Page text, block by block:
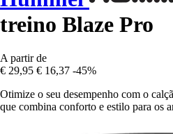
treino Blaze Pro
A partir de
€ 29,95 € 16,37 -45%
Otimize o seu desempenho com o
que combina conforto e estilo para os